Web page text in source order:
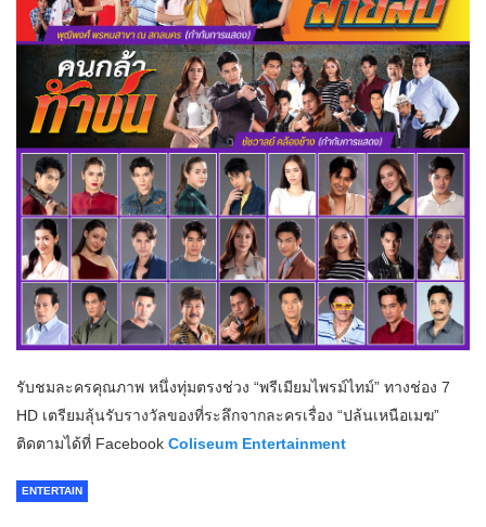
รับชมละครคุณภาพ หนึ่งทุ่มตรงช่วง “พรีเมียมไพรม์ไทม์” ทางช่อง 7
HD เตรียมลุ้นรับรางวัลของที่ระลึกจากละครเรื่อง “ปล้นเหนือเมฆ”
ติดตามได้ที่ Facebook Coliseum Entertainment
ENTERTAIN